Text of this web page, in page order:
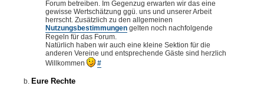
Forum betreiben. Im Gegenzug erwarten wir das eine
gewisse Wertschätzung ggü. uns und unserer Arbeit
herrscht. Zusätzlich zu den allgemeinen
Nutzungsbestimmungen gelten noch nachfolgende
Regeln für das Forum.
Natürlich haben wir auch eine kleine Sektion für die
anderen Vereine und entsprechende Gäste sind herzlich
Willkommen
#
Eure Rechte